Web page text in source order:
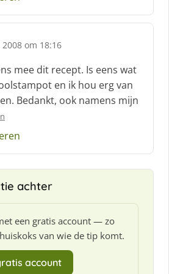
om 18:16
mee dit recept. Is eens wat
en ik hou erg van
Bedankt, ook namens mijn
achter
een gratis account — zo
van wie de tip komt.
account